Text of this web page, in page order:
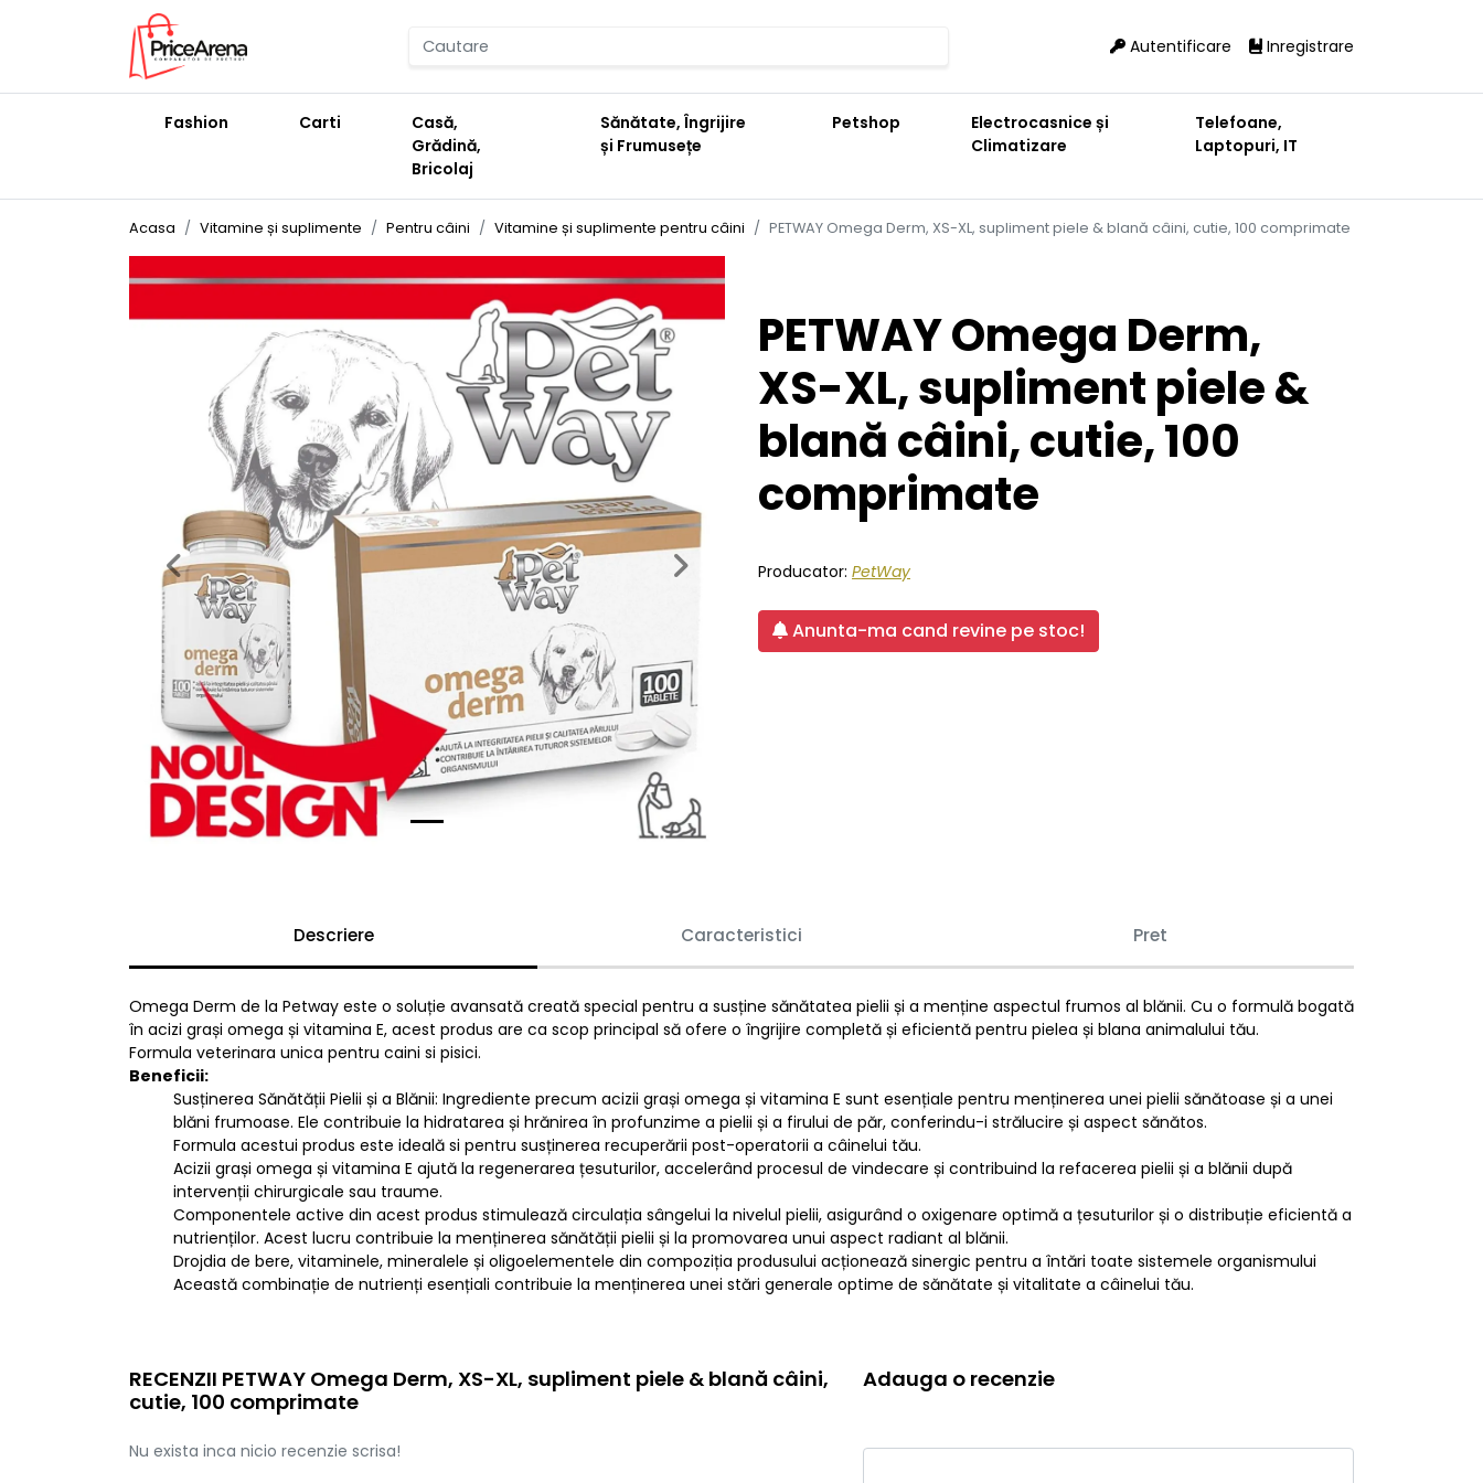
Autentificare Inregistrare
Fashion Carti
Casă,
Grădină,
Bricolaj
Sănătate, Îngrijire
și Frumusețe
Petshop
Electrocasnice și
Climatizare
Telefoane,
Laptopuri, IT
Acasa Vitamine și suplimente Pentru câini Vitamine și suplimente pentru câini PETWAY Omega Derm, XS-XL, supliment piele & blană câini, cutie, 100 comprimate
Previous Next
PETWAY Omega Derm,
XS-XL, supliment piele &
blană câini, cutie, 100
comprimate
Producator: PetWay
Anunta-ma cand revine pe stoc!
Descriere Caracteristici Pret
Omega Derm de la Petway este o soluție avansată creată special pentru a susține sănătatea pielii și a menține aspectul frumos al blănii. Cu o formulă bogată
în acizi grași omega și vitamina E, acest produs are ca scop principal să ofere o îngrijire completă și eficientă pentru pielea și blana animalului tău.
Formula veterinara unica pentru caini si pisici.
Beneficii:
Susținerea Sănătății Pielii și a Blănii: Ingrediente precum acizii grași omega și vitamina E sunt esențiale pentru menținerea unei pielii sănătoase și a unei
blăni frumoase. Ele contribuie la hidratarea și hrănirea în profunzime a pielii și a firului de păr, conferindu-i strălucire și aspect sănătos.
Formula acestui produs este ideală si pentru susținerea recuperării post-operatorii a câinelui tău.
Acizii grași omega și vitamina E ajută la regenerarea țesuturilor, accelerând procesul de vindecare și contribuind la refacerea pielii și a blănii după
intervenții chirurgicale sau traume.
Componentele active din acest produs stimulează circulația sângelui la nivelul pielii, asigurând o oxigenare optimă a țesuturilor și o distribuție eficientă a
nutrienților. Acest lucru contribuie la menținerea sănătății pielii și la promovarea unui aspect radiant al blănii.
Drojdia de bere, vitaminele, mineralele și oligoelementele din compoziția produsului acționează sinergic pentru a întări toate sistemele organismului
Această combinație de nutrienți esențiali contribuie la menținerea unei stări generale optime de sănătate și vitalitate a câinelui tău.
RECENZII PETWAY Omega Derm, XS-XL, supliment piele & blană câini,
cutie, 100 comprimate
Nu exista inca nicio recenzie scrisa!
Adauga o recenzie